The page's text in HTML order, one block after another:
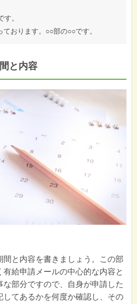
。
おります。○○部の○○です。
と内容
間と内容を書きましょう。この部
給申請メールの中心的な内容と
部分ですので、自身が申請した
してあるかを何度か確認し、その